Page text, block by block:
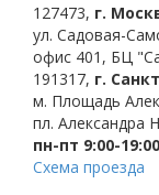
127473, г.
ул. Садовая-
офис 401, БЦ
191317, г.
м. Площадь
пл. Александра
пн-пт 9:00-19:00
Схема проезда